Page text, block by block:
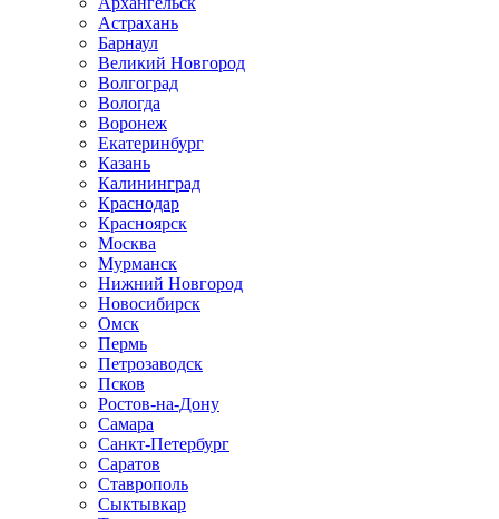
Астрахань
Барнаул
Великий Новгород
Волгоград
Вологда
Воронеж
Екатеринбург
Казань
Калининград
Краснодар
Красноярск
Москва
Мурманск
Нижний Новгород
Новосибирск
Омск
Пермь
Петрозаводск
Псков
Ростов-на-Дону
Самара
Санкт-Петербург
Саратов
Ставрополь
Сыктывкар